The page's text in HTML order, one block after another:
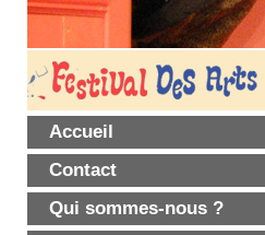
Accueil
Contact
Qui sommes-nous ?